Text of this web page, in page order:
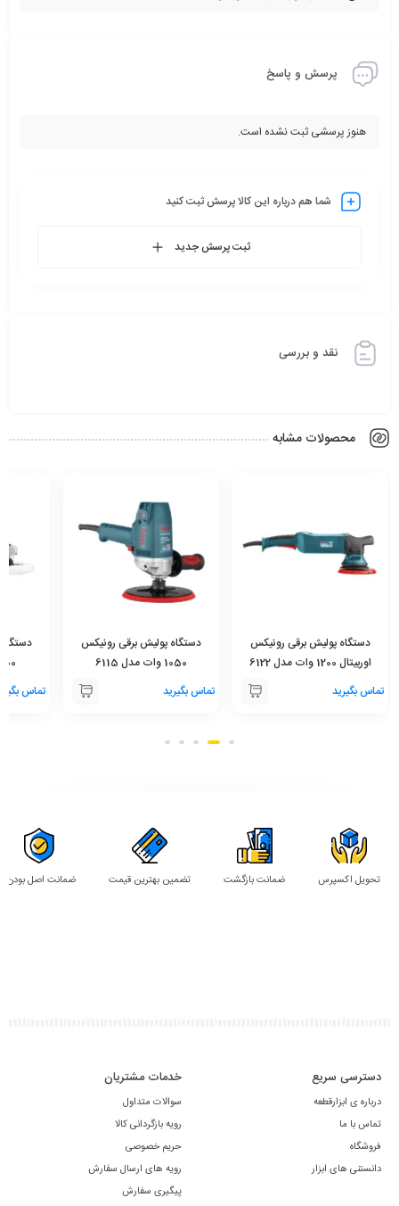
پرسش و پاسخ
هنوز پرسشی ثبت نشده است.
شما هم درباره این کالا پرسش ثبت کنید
ثبت پرسش جدید
نقد و بررسی
محصولات مشابه
دستگاه پولیش برقی رونیکس
اوربیتال 1200 وات مدل 6122
تماس بگیرید
دستگاه پولیش برقی رونیکس
1050 وات مدل 6115
تماس بگیرید
1400 وات
تماس
تحویل اکسپرس ضمانت بازگشت تضمین بهترین قیمت ضمانت اصل بودن
دسترسی سریع
درباره ی ابزارقطعه
تماس با ما
فروشگاه
دانستنی های ابزار
خدمات مشتریان
سوالات متداول
رویه بازگردانی کالا
حریم خصوصی
رویه های ارسال سفارش
پیگیری سفارش